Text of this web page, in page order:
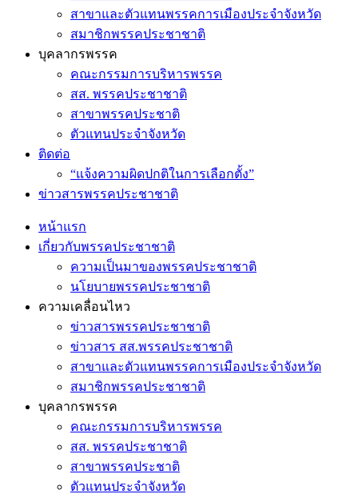
สาขาและตัวแทนพรรคการเมืองประจำจังหวัด
สมาชิกพรรคประชาชาติ
บุคลากรพรรค
คณะกรรมการบริหารพรรค
สส. พรรคประชาชาติ
สาขาพรรคประชาติ
ตัวแทนประจำจังหวัด
ติดต่อ
“แจ้งความผิดปกติในการเลือกตั้ง”
ข่าวสารพรรคประชาชาติ
หน้าแรก
เกี่ยวกับพรรคประชาชาติ
ความเป็นมาของพรรคประชาชาติ
นโยบายพรรคประชาชาติ
ความเคลื่อนไหว
ข่าวสารพรรคประชาชาติ
ข่าวสาร สส.พรรคประชาชาติ
สาขาและตัวแทนพรรคการเมืองประจำจังหวัด
สมาชิกพรรคประชาชาติ
บุคลากรพรรค
คณะกรรมการบริหารพรรค
สส. พรรคประชาชาติ
สาขาพรรคประชาติ
ตัวแทนประจำจังหวัด